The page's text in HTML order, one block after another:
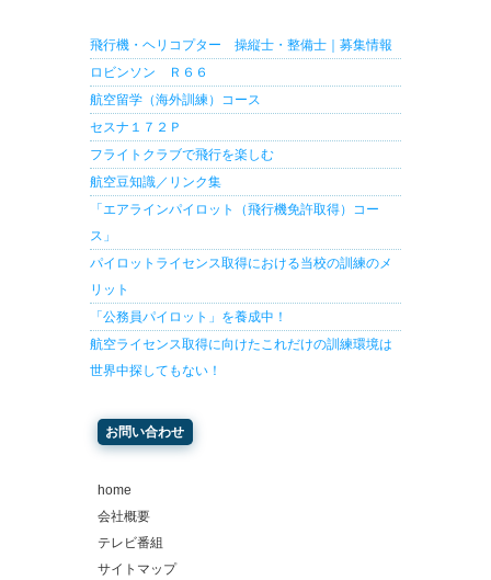
飛行機・ヘリコプター 操縦士・整備士｜募集情報
ロビンソン Ｒ６６
航空留学（海外訓練）コース
セスナ１７２Ｐ
フライトクラブで飛行を楽しむ
航空豆知識／リンク集
「エアラインパイロット（飛行機免許取得）コー
ス」
パイロットライセンス取得における当校の訓練のメ
リット
「公務員パイロット」を養成中！
航空ライセンス取得に向けたこれだけの訓練環境は
世界中探してもない！
お問い合わせ
home
会社概要
テレビ番組
サイトマップ